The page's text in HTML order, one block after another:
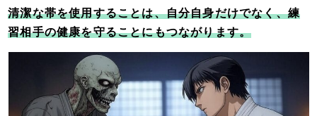
清潔な帯を使用することは、自分自身だけでなく、練
習相手の健康を守ることにもつながります。